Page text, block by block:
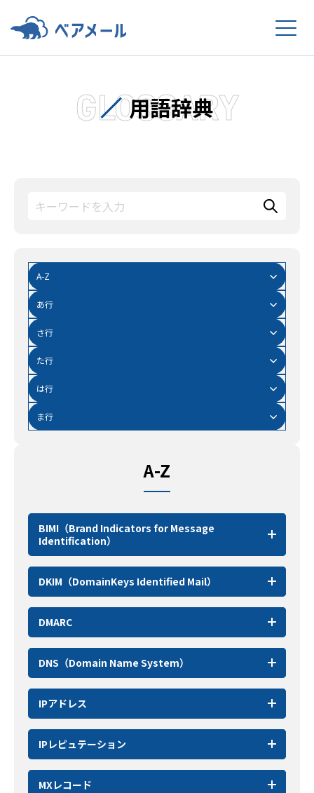
GLOSSARY
用語辞典
A-Z
BIMI（Brand Indicators for Message
Identification）
DKIM（DomainKeys Identified Mail）
DMARC
DNS（Domain Name System）
IPアドレス
IPレピュテーション
MXレコード
A-Z
あ行
さ行
た行
は行
ま行